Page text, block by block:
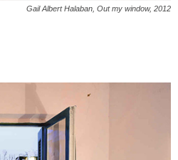
Gail Albert Halaban, Out my window, 2012